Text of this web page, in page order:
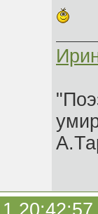
20:42:57